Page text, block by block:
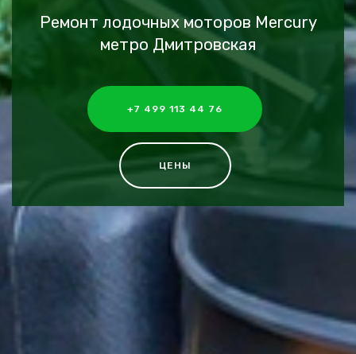
Ремонт лодочных моторов Mercury
метро Дмитровская
+7 499 113 44 76
ЦЕНЫ